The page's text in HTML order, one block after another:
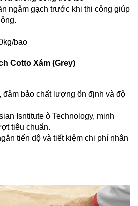
ngâm gạch trước khi thi công giúp
bao
Cotto Xám (Grey)
đảm bảo chất lượng ổn định và độ
Isntitute ò Technology, minh
tiêu chuẩn.
tiến dộ và tiết kiệm chi phí nhân